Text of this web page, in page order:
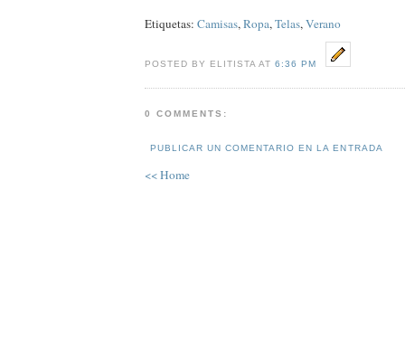
Etiquetas: Camisas,Ropa,Telas,Verano
POSTED BY ELITISTA AT6:36 PM
0 COMMENTS:
PUBLICAR UN COMENTARIO EN LA ENTRADA
<< Home